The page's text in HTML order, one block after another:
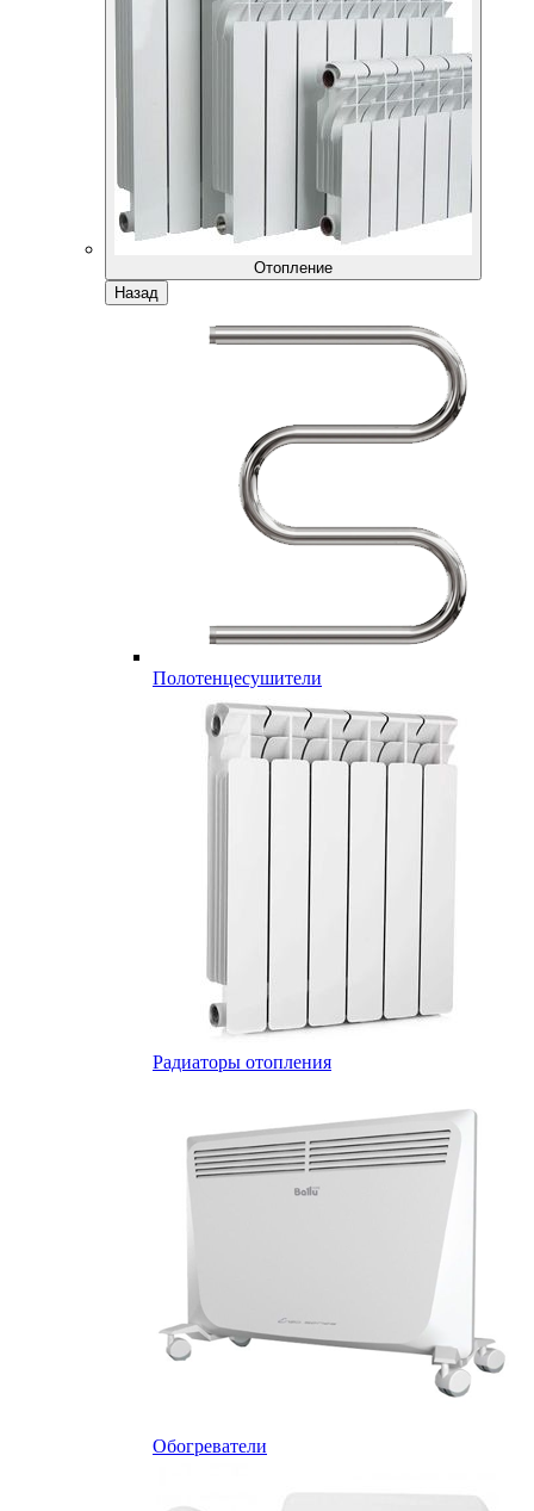
Отопление
Назад
Полотенцесушители
Радиаторы отопления
Обогреватели